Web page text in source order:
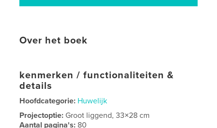
Over het boek
kenmerken / functionaliteiten &
details
Hoofdcategorie: Huwelijk
Projectoptie: Groot liggend, 33×28 cm
Aantal pagina's: 80